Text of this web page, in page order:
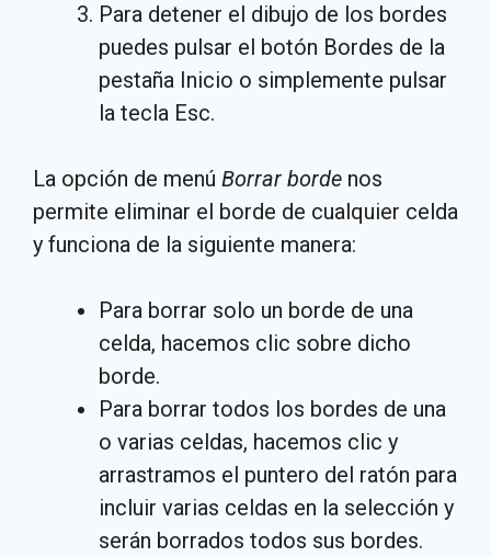
Para detener el dibujo de los bordes
puedes pulsar el botón Bordes de la
pestaña Inicio o simplemente pulsar
la tecla Esc.
La opción de menú Borrar borde nos
permite eliminar el borde de cualquier celda
y funciona de la siguiente manera:
Para borrar solo un borde de una
celda, hacemos clic sobre dicho
borde.
Para borrar todos los bordes de una
o varias celdas, hacemos clic y
arrastramos el puntero del ratón para
incluir varias celdas en la selección y
serán borrados todos sus bordes.